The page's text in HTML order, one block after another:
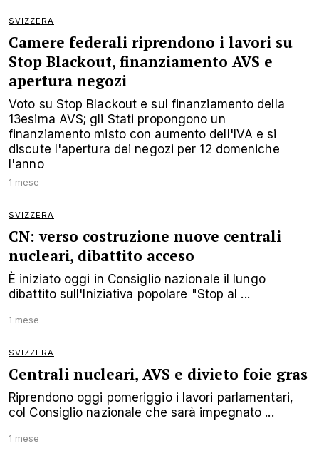
SVIZZERA
Camere federali riprendono i lavori su
Stop Blackout, finanziamento AVS e
apertura negozi
Voto su Stop Blackout e sul finanziamento della
13esima AVS; gli Stati propongono un
finanziamento misto con aumento dell'IVA e si
discute l'apertura dei negozi per 12 domeniche
l'anno
1 mese
SVIZZERA
CN: verso costruzione nuove centrali
nucleari, dibattito acceso
È iniziato oggi in Consiglio nazionale il lungo
dibattito sull'Iniziativa popolare "Stop al ...
1 mese
SVIZZERA
Centrali nucleari, AVS e divieto foie gras
Riprendono oggi pomeriggio i lavori parlamentari,
col Consiglio nazionale che sarà impegnato ...
1 mese